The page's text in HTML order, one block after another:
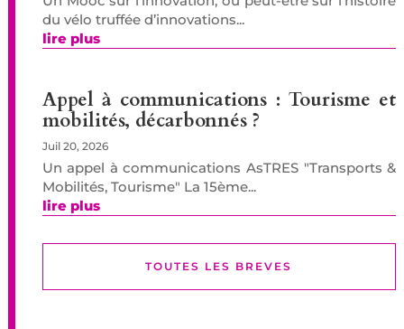
du vélo truffée d’innovations...
lire plus
Appel à communications : Tourisme et
mobilités, décarbonnés ?
Juil 20, 2026
Un appel à communications AsTRES "Transports &
Mobilités, Tourisme" La 15ème...
lire plus
TOUTES LES BREVES